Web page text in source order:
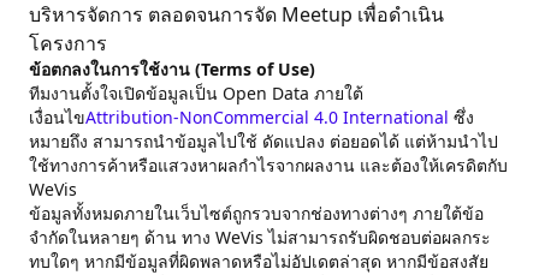
บริหารจัดการ ตลอดจนการจัด Meetup เพื่อดำเนิน
โครงการ
ข้อตกลงในการใช้งาน (Terms of Use)
ทีมงานตั้งใจเปิดข้อมูลเป็น Open Data ภายใต้
เงื่อนไขAttribution-NonCommercial 4.0 International ซึ่ง
หมายถึง สามารถนำข้อมูลไปใช้ ดัดแปลง ต่อยอดได้ แต่ห้ามนำไป
ใช้ทางการค้าหรือแสวงหาผลกำไรจากผลงาน และต้องให้เครดิตกับ
WeVis
ข้อมูลทั้งหมดภายในเว็บไซต์ถูกรวบจากช่องทางต่างๆ ภายใต้ข้อ
จำกัดในหลายๆ ด้าน ทาง WeVis ไม่สามารถรับผิดชอบต่อผลกระ
ทบใดๆ หากมีข้อมูลที่ผิดพลาดหรือไม่อัปเดตล่าสุด หากมีข้อสงสัย